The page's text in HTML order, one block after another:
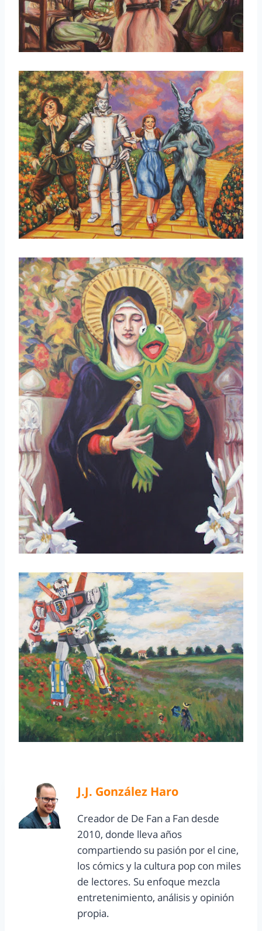
J.J. González Haro
Creador de De Fan a Fan desde
2010, donde lleva años
compartiendo su pasión por el cine,
los cómics y la cultura pop con miles
de lectores. Su enfoque mezcla
entretenimiento, análisis y opinión
propia.